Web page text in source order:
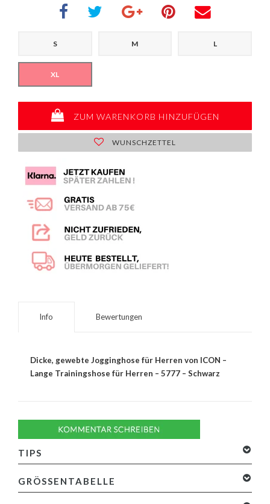
S M L
XL
ZUM WARENKORB HINZUFÜGEN
WUNSCHZETTEL
Info Bewertungen
Dicke, gewebte Jogginghose für Herren von ICON –
Lange Trainingshose für Herren – 5777 – Schwarz
TIPS
GRÖSSENTABELLE